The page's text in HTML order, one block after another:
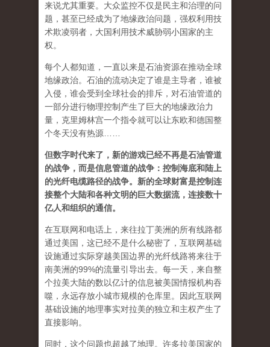
来说尤其重要。大众监控不仅是民主和治理的问
题，甚至已经成为了地缘政治问题，强权利用技
术欺凌弱者，大国利用技术威胁弱小国家的主
权。
每个人都知道，一直以来是石油资源在推动全球
地缘政治。石油的流动决定了谁是主导者，谁被
入侵，谁会受到全球社会的排斥，对石油管道的
一部分进行物理控制产生了巨大的地缘政治力
量，克里姆林宫一个指令就可以让东欧和德国整
个冬天没有热源……
但数字时代来了，新的游戏已经不再是石油管道
的战争，而是信息管道的战争：控制海底和陆上
的光纤电缆路径的战争。新的全球财富是控制连
接整个大陆和各种文明的巨大数据流，连接数十
亿人和组织的通信。
在互联网和电话上，来往拉丁美洲的所有线路都
通过美国，这已经不是什么秘密了，互联网基础
设施通过实际穿越美国边界的光纤线路将来往于
南美洲的99%的流量引导出去。每一天，来自整
个拉美大陆的数以亿计的信息被美国情报机构吞
噬，永远存放小城市规模的仓库里。因此互联网
基础设施的地理事实对拉美的独立和主权产生了
直接影响。
同时，这个问题也超越了地理。许多拉美国家的